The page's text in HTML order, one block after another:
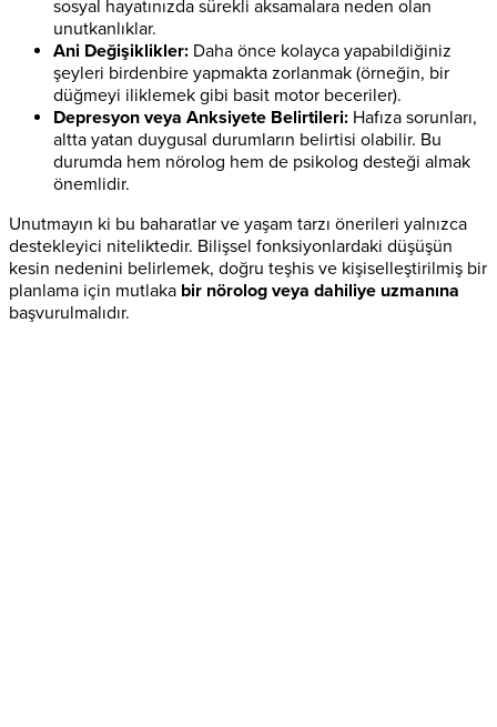
sosyal hayatınızda sürekli aksamalara neden olan
unutkanlıklar.
Ani Değişiklikler: Daha önce kolayca yapabildiğiniz
şeyleri birdenbire yapmakta zorlanmak (örneğin, bir
düğmeyi iliklemek gibi basit motor beceriler).
Depresyon veya Anksiyete Belirtileri: Hafıza sorunları,
altta yatan duygusal durumların belirtisi olabilir. Bu
durumda hem nörolog hem de psikolog desteği almak
önemlidir.
Unutmayın ki bu baharatlar ve yaşam tarzı önerileri yalnızca
destekleyici niteliktedir. Bilişsel fonksiyonlardaki düşüşün
kesin nedenini belirlemek, doğru teşhis ve kişiselleştirilmiş bir
planlama için mutlaka bir nörolog veya dahiliye uzmanına
başvurulmalıdır.